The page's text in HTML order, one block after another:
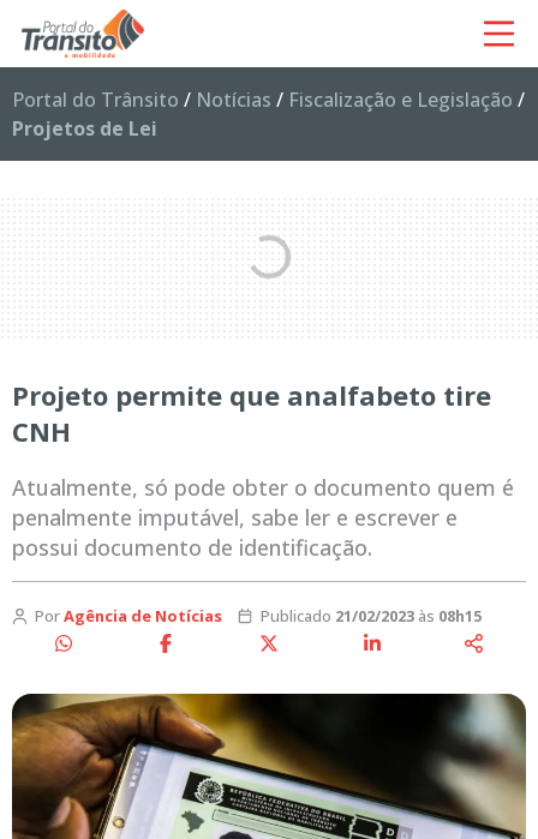
Portal do Trânsito / Notícias / Fiscalização e Legislação /
Projetos de Lei
Projeto permite que analfabeto tire
CNH
Atualmente, só pode obter o documento quem é
penalmente imputável, sabe ler e escrever e
possui documento de identificação.
PorAgência de Notícias Publicado 21/02/2023às 08h15